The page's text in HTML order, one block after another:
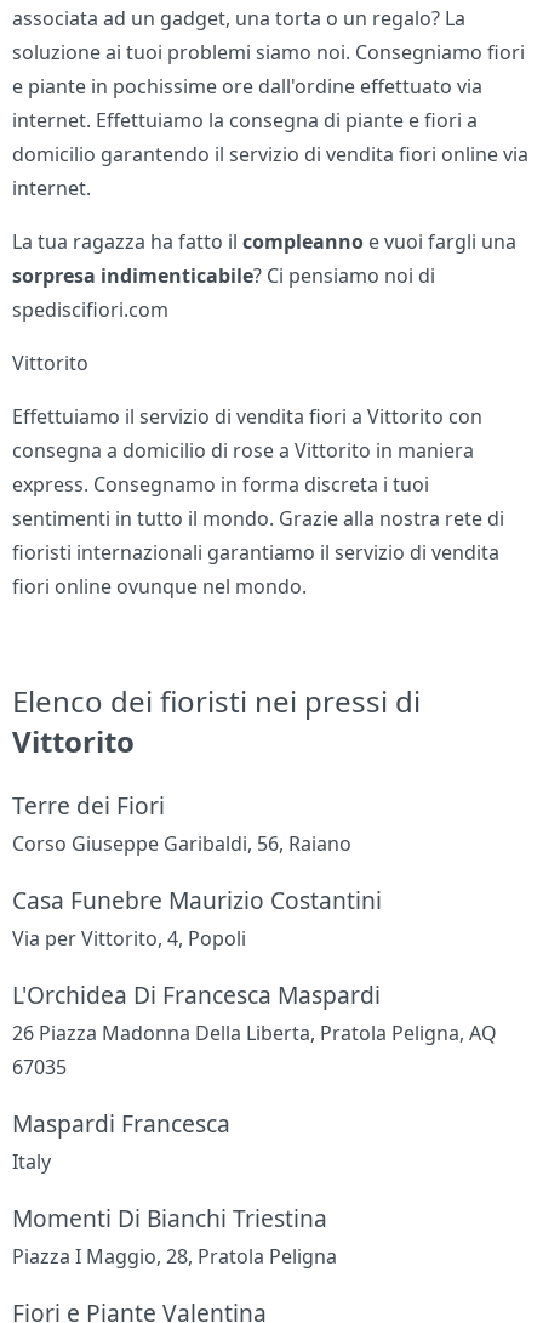
associata ad un gadget, una torta o un regalo? La
soluzione ai tuoi problemi siamo noi. Consegniamo fiori
e piante in pochissime ore dall'ordine effettuato via
internet. Effettuiamo la consegna di piante e fiori a
domicilio garantendo il servizio di vendita fiori online via
internet.
La tua ragazza ha fatto ilcompleanno e vuoi fargli una
sorpresa indimenticabile? Ci pensiamo noi di
spediscifiori.com
Vittorito
Effettuiamo il servizio di vendita fiori a Vittorito con
consegna a domicilio di rose a Vittorito in maniera
express. Consegnamo in forma discreta i tuoi
sentimenti in tutto il mondo. Grazie alla nostra rete di
fioristi internazionali garantiamo il servizio di vendita
fiori online ovunque nel mondo.
Elenco dei fioristi nei pressi di
Vittorito
Terre dei Fiori
Corso Giuseppe Garibaldi, 56, Raiano
Casa Funebre Maurizio Costantini
Via per Vittorito, 4, Popoli
L'Orchidea Di Francesca Maspardi
26 Piazza Madonna Della Liberta, Pratola Peligna, AQ
67035
Maspardi Francesca
Italy
Momenti Di Bianchi Triestina
Piazza I Maggio, 28, Pratola Peligna
Fiori e Piante Valentina